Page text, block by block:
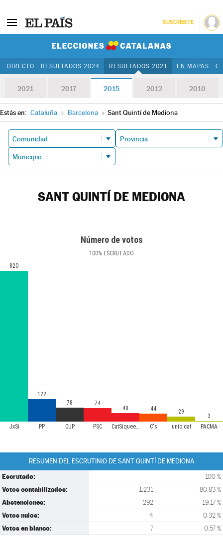
SUSCRÍBETE
DIRECTO RESULTADOS 2024 RESULTADOS 2021 EN MAPAS
2021 2017 2015 2012 2010
Estás en: Cataluña » Barcelona » Sant Quintí de Mediona
SANT QUINTÍ DE MEDIONA
Número de votos
100% ESCRUTADO
JxSí PP CUP PSC CatSíqueesPot C's unio.cat PACMA
820
122
78
74
48 44 29
3
RESUMEN DEL ESCRUTINIO DE SANT QUINTÍ DE MEDIONA
Escrutado: 100 %
Votos contabilizados: 1.231 80,83 %
Abstenciones: 292 19,17 %
Votos nulos: 4 0,32 %
Votos en blanco: 7 0,57 %